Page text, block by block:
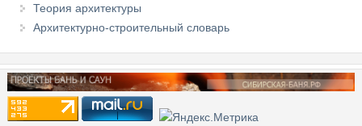
Теория архитектуры
Архитектурно-строительный словарь